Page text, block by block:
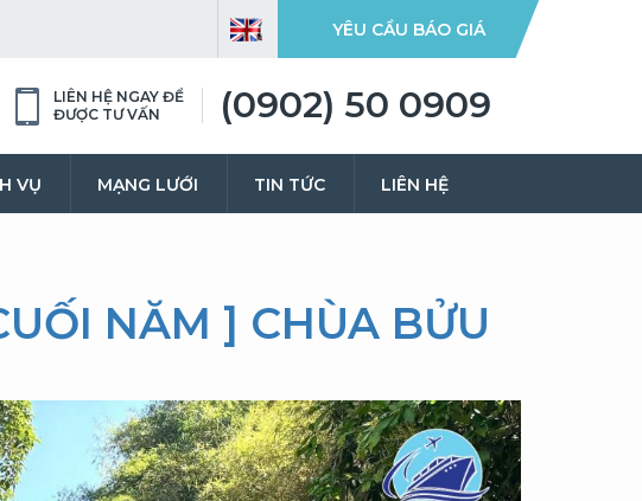
YÊU CẦU BÁO GIÁ
LIÊN HỆ NGAY ĐỂ
ĐƯỢC TƯ VẤN
(0902) 50 0909
VỤ MẠNG LƯỚI TIN TỨC LIÊN HỆ
NĂM ] CHÙA BỬU